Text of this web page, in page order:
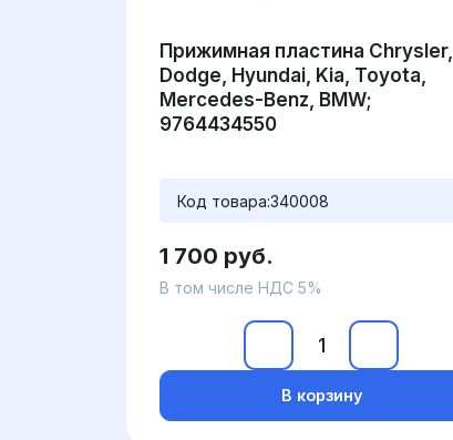
Прижимная пластина Chrysler,
Dodge, Hyundai, Kia, Toyota,
Mercedes-Benz, BMW;
9764434550
Код товара:340008
1 700 руб.
В том числе НДС 5%
В корзину